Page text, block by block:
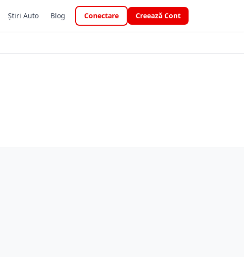
Știri Auto Blog Conectare Creează Cont